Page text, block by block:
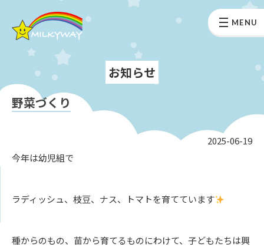
MENU
お知らせ
野菜づくり
2025-06-19
今年は幼児組で
ラディッシュ、枝豆、ナス、トマトを育てています
種からのもの、苗から育てるものにわけて、子どもたちは興